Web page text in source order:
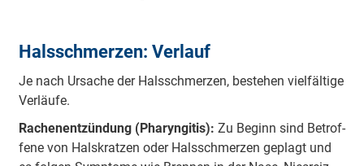
Hals­schmer­zen: Ver­lauf
Je nach Ur­sa­che der Hals­schmer­zen, be­ste­hen viel­fäl­ti­ge
Ver­läu­fe.
Ra­chen­ent­zün­dung (Phar­yn­gi­tis): Zu Be­ginn sind Be­trof­
fe­ne von Hals­krat­zen oder Hals­schmer­zen ge­plagt und